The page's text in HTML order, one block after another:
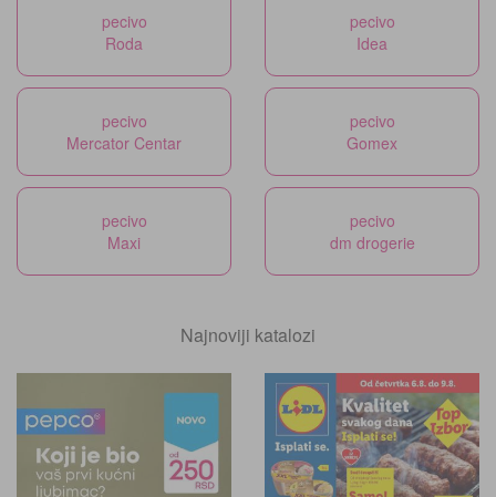
pecivo
Roda
pecivo
Idea
pecivo
Mercator Centar
pecivo
Gomex
pecivo
Maxi
pecivo
dm drogerie
Najnoviji katalozi